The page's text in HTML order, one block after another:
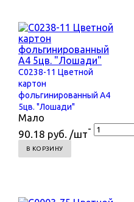
С0238-11 Цветной
картон
фольгинированный А4
5цв. "Лошади"
Мало
90.18 руб. /шт-
В КОРЗИНУ